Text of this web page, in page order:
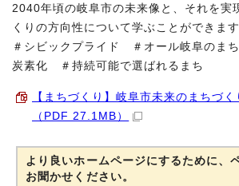
2040年頃の岐阜市の未来像と、それを実
くりの方向性について学ぶことができます
＃シビックプライド ＃オール岐阜のま
炭素化 ＃持続可能で選ばれるまち
【まちづくり】岐阜市未来のまちづく
（PDF 27.1MB）
より良いホームページにするために、
お聞かせください。